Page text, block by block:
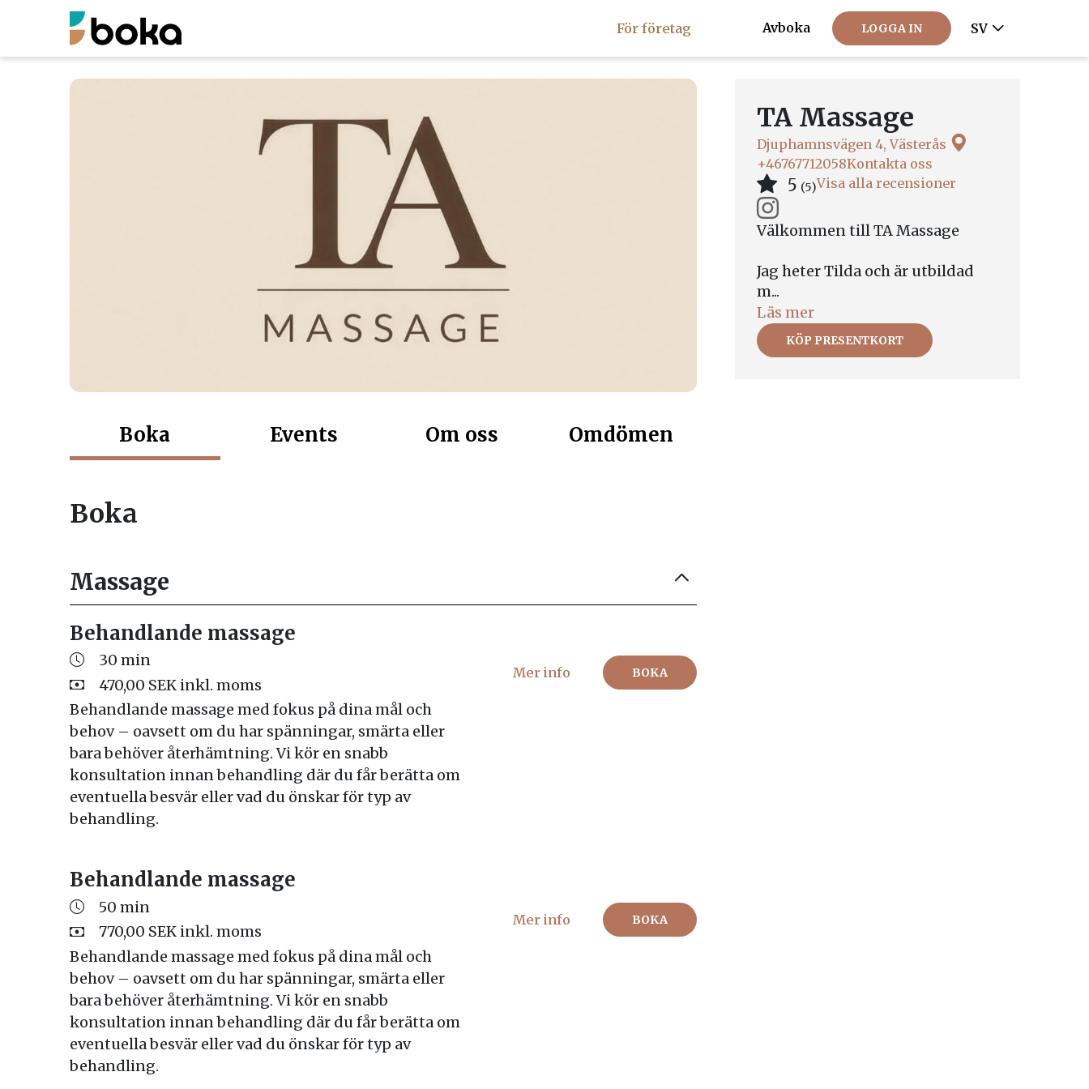
För företag Avboka LOGGA IN SV
TA Massage
Djuphamnsvägen 4, Västerås
+46767712058Kontakta oss
5 (5)Visa alla recensioner
Välkommen till TA Massage
Jag heter Tilda och är utbildad
m...
Läs mer
KÖP PRESENTKORT
Boka Events Om oss Omdömen
Boka
Massage
Behandlande massage
30 min
470,00 SEK inkl. moms
Behandlande massage med fokus på dina mål och
behov – oavsett om du har spänningar, smärta eller
bara behöver återhämtning. Vi kör en snabb
konsultation innan behandling där du får berätta om
eventuella besvär eller vad du önskar för typ av
behandling.
BOKA
Mer info
Behandlande massage
50 min
770,00 SEK inkl. moms
Behandlande massage med fokus på dina mål och
behov – oavsett om du har spänningar, smärta eller
bara behöver återhämtning. Vi kör en snabb
konsultation innan behandling där du får berätta om
eventuella besvär eller vad du önskar för typ av
behandling.
BOKA
Mer info